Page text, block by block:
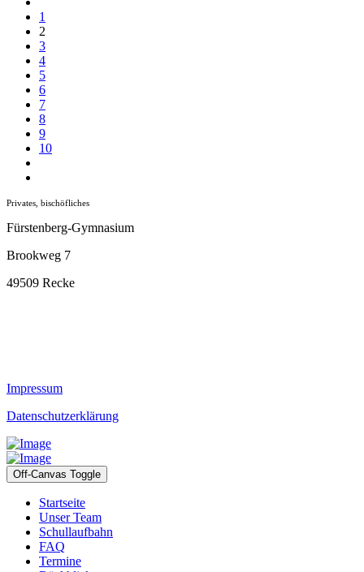
1
2
3
4
5
6
7
8
9
10
Privates, bischöfliches
Fürstenberg-Gymnasium
Brookweg 7
49509 Recke
Impressum
Datenschutzerklärung
Off-Canvas Toggle
Startseite
Unser Team
Schullaufbahn
FAQ
Termine